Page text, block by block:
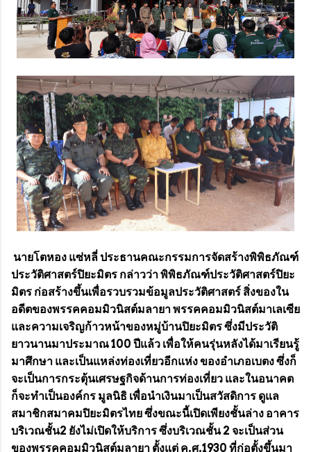
นายโตหอง แซ่หลี่ ประธานคณะกรรมการจัดสร้างพิพิธภัณฑ์
ประวัติศาสตร์ปิยะมิตร กล่าวว่า พิพิธภัณฑ์ประวัติศาสตร์ปิยะ
มิตร ก่อสร้างขึ้นเพื่อรวบรวมข้อมูลประวัติศาสตร์ สิ่งของใน
อดีตของพรรคคอมมิวนิสต์มลายา พรรคคอมมิวนิสต์มาเลเซีย
และความเจริญก้าวหน้าของหมู่บ้านปิยะมิตร ซึ่งมีประวัติ
ยาวนานมาประมาณ 100 ปีแล้ว เพื่อให้คนรุ่นหลังได้มาเรียนรู้
มาศึกษา และเป็นแหล่งท่องเที่ยวอีกแห่ง ของอำเภอเบตง ซึ่งก็
จะเป็นการกระตุ้นเศรษฐกิจด้านการท่องเที่ยว และในอนาคต
ก็จะทำเป็นองค์กร มูลนิธิ เพื่อนำเงินมาเป็นสวัสดิการ ดูแล
สมาชิกสมาคมปิยะมิตรไทย ซึ่งขณะนี้เปิดเพียงชั้นล่าง อาคาร
บริเวณชั้น2 ยังไม่เปิดให้บริการ ซึ่งบริเวณชั้น 2 จะเป็นส่วน
ของพรรคคอมมิวนิสต์มลายา ตั้งแต่ ค.ศ.1930 ที่ก่อตั้งขึ้นมา